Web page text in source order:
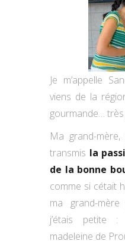
Je m’appelle
viens de la
gourmande…
Ma grand-
transmis la
de la bonne
comme si cétait
ma grand-
j’étais petite
madeleine de